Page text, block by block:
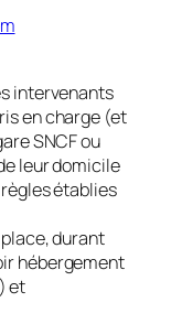
intervenants
en charge (et
SNCF ou
leur domicile
établies
durant
hébergement
et